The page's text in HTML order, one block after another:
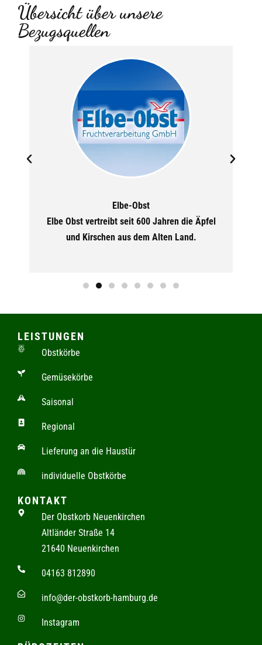
Übersicht über unsere
Bezugsquellen​
Elbe-Obst
Elbe Obst vertreibt seit 600 Jahren die Äpfel
und Kirschen aus dem Alten Land.
LEISTUNGEN
Obstkörbe
Gemüsekörbe
Saisonal
Regional
Lieferung an die Haustür
individuelle Obstkörbe
KONTAKT
Der Obstkorb Neuenkirchen
Altländer Straße 14
21640 Neuenkirchen
04163 812890
info@der-obstkorb-hamburg.de
Instagram